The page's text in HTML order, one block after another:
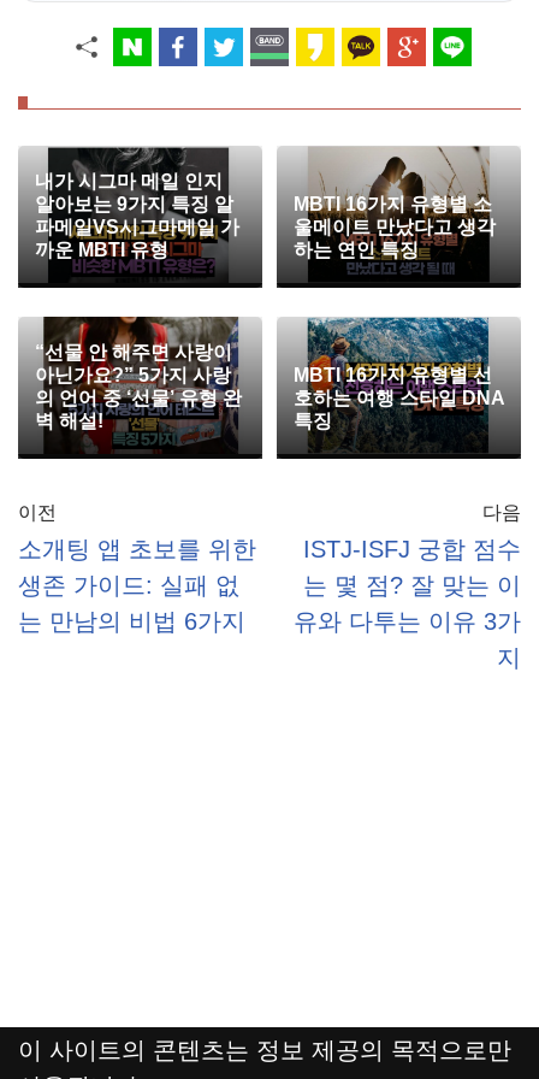
내가 시그마 메일 인지
알아보는 9가지 특징 알
파메일VS시그마메일 가
까운 MBTI 유형
MBTI 16가지 유형별 소
울메이트 만났다고 생각
하는 연인 특징
“선물 안 해주면 사랑이
아닌가요?” 5가지 사랑
의 언어 중 ‘선물’ 유형 완
벽 해설!
MBTI 16가지 유형별 선
호하는 여행 스타일 DNA
특징
이전
소개팅 앱 초보를 위한
생존 가이드: 실패 없
는 만남의 비법 6가지
다음
ISTJ-ISFJ 궁합 점수
는 몇 점? 잘 맞는 이
유와 다투는 이유 3가
지
이 사이트의 콘텐츠는 정보 제공의 목적으로만